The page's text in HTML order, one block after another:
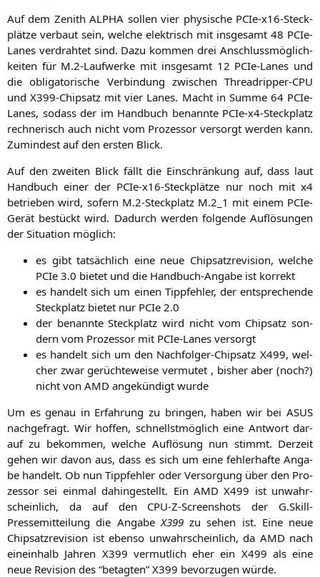
Auf dem ZenithALPHA sol­len vier phy­si­sche PCIe-x16-Steck­
plät­ze ver­baut sein, wel­che elek­trisch mit ins­ge­samt 48 PCIe-
Lanes ver­drah­tet sind. Dazu kom­men drei Anschluss­mög­lich­
kei­ten für M.2‑Laufwerke mit ins­ge­samt 12 PCIe-Lanes und
die obli­ga­to­ri­sche Ver­bin­dung zwi­schen Thre­ad­rip­per-CPU
und X399-Chip­satz mit vier Lanes. Macht in Sum­me 64 PCIe-
Lanes, sodass der im Hand­buch benann­te PCIe-x4-Steck­platz
rech­ne­risch auch nicht vom Pro­zes­sor ver­sorgt wer­den kann.
Zumin­dest auf den ers­ten Blick.
Auf den zwei­ten Blick fällt die Ein­schrän­kung auf, dass laut
Hand­buch einer der PCIe-x16-Steck­plät­ze nur noch mit x4
betrie­ben wird, sofern M.2‑Steckplatz M.2_1 mit einem PCIe-
Gerät bestückt wird. Dadurch wer­den fol­gen­de Auf­lö­sun­gen
der Situa­ti­on möglich:
es gibt tat­säch­lich eine neue Chip­satz­re­vi­si­on, wel­che
PCIe 3.0 bie­tet und die Hand­buch-Anga­be ist korrekt
es han­delt sich um einen Tipp­feh­ler, der ent­spre­chen­de
Steck­platz bie­tet nur PCIe 2.0
der benann­te Steck­platz wird nicht vom Chip­satz son­
dern vom Pro­zes­sor mit PCIe-Lanes versorgt
es han­delt sich um den Nach­fol­ger-Chip­satz X499, wel­
cher zwar gerüch­te­wei­se ver­mu­tet , bis­her aber (noch?)
nicht von AMD ange­kün­digt wurde
Um es genau in Erfah­rung zu brin­gen, haben wir bei ASUS
nach­ge­fragt. Wir hof­fen, schnellst­mög­lich eine Ant­wort dar­
auf zu bekom­men, wel­che Auf­lö­sung nun stimmt. Der­zeit
gehen wir davon aus, dass es sich um eine feh­ler­haf­te Anga­
be han­delt. Ob nun Tipp­feh­ler oder Ver­sor­gung über den Pro­
zes­sor sei ein­mal dahin­ge­stellt. Ein AMD X499 ist unwahr­
schein­lich, da auf den CPU-Z-Screen­shots der G.Skill-
Pressemitteilung die Anga­be X399zu sehen ist. Eine neue
Chip­satz­re­vi­si­on ist eben­so unwahr­schein­lich, da AMD nach
ein­ein­halb Jah­ren X399 ver­mut­lich eher ein X499 als eine
neue Revi­si­on des “betag­ten” X399 bevor­zu­gen würde.